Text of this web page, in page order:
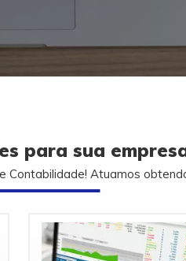
para sua
Contabilidade! Atuamos